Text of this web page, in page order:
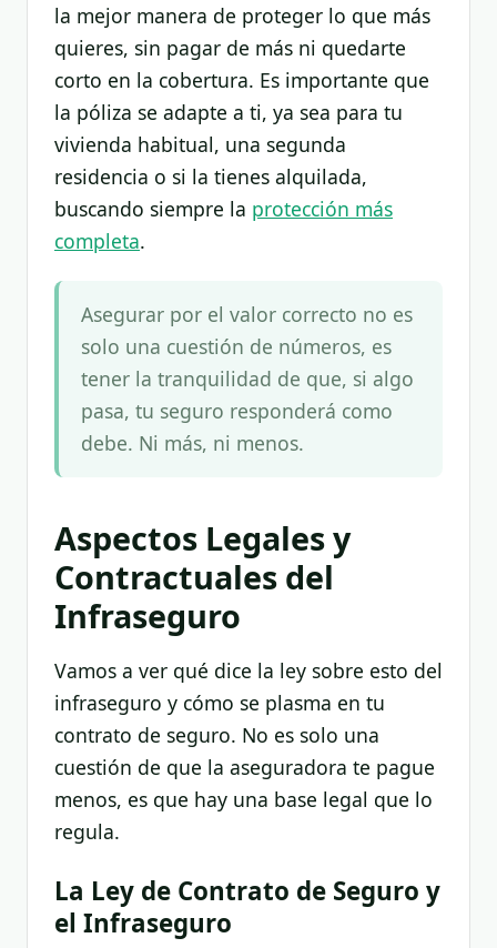
la mejor manera de proteger lo que más
quieres, sin pagar de más ni quedarte
corto en la cobertura. Es importante que
la póliza se adapte a ti, ya sea para tu
vivienda habitual, una segunda
residencia o si la tienes alquilada,
buscando siempre la protección más
completa.
Asegurar por el valor correcto no es
solo una cuestión de números, es
tener la tranquilidad de que, si algo
pasa, tu seguro responderá como
debe. Ni más, ni menos.
Aspectos Legales y
Contractuales del
Infraseguro
Vamos a ver qué dice la ley sobre esto del
infraseguro y cómo se plasma en tu
contrato de seguro. No es solo una
cuestión de que la aseguradora te pague
menos, es que hay una base legal que lo
regula.
La Ley de Contrato de Seguro y
el Infraseguro